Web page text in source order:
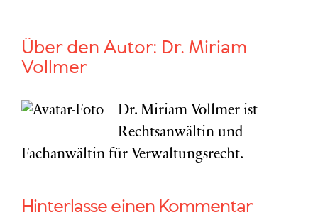
Über den Autor: Dr. Miriam
Vollmer
Dr. Miriam Vollmer ist
Rechtsanwältin und
Fachanwältin für Verwaltungsrecht.
Hinterlasse einen Kommentar